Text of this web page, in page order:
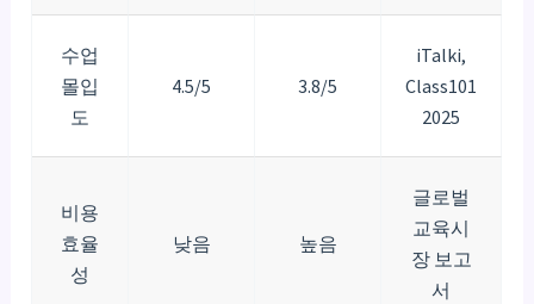
수업
몰입
도
4.5/5 3.8/5
iTalki,
Class101
2025
비용
효율
성
낮음 높음
글로벌
교육시
장 보고
서